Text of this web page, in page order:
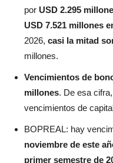
por USD 2.295
USD 7.521 millones
2026, casi la mitad
millones.
Vencimientos de
millones. De esa cifra,
vencimientos de
BOPREAL: hay
noviembre de este
primer semestre de